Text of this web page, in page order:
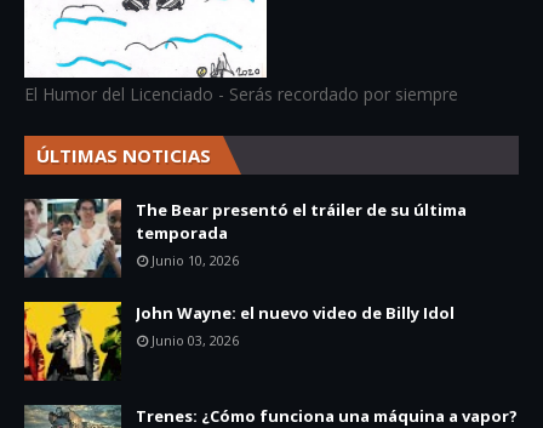
El Humor del Licenciado - Serás recordado por siempre
ÚLTIMAS NOTICIAS
The Bear presentó el tráiler de su última
temporada
Junio 10, 2026
John Wayne: el nuevo video de Billy Idol
Junio 03, 2026
Trenes: ¿Cómo funciona una máquina a vapor?